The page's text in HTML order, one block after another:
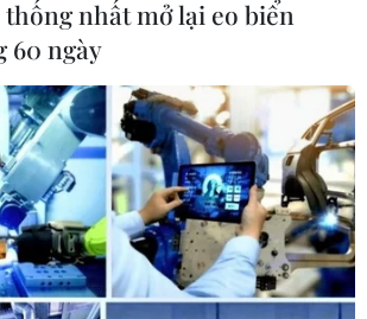
nhất mở lại eo biển
60 ngày